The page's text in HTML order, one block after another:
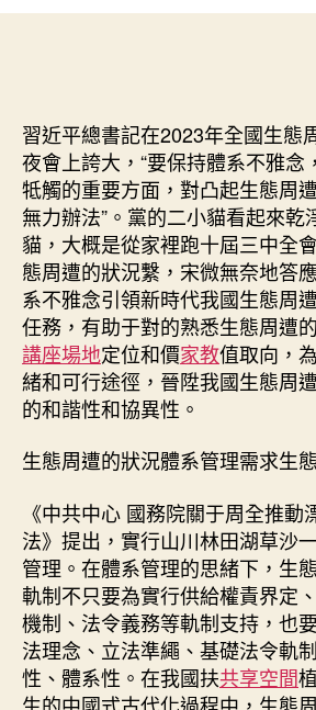
習近平總書記在2023年全國生態
夜會上誇大，“要保持體系不雅念
牴觸的重要方面，對凸起生態周
無力辦法”。黨的二小貓看起來乾
貓，大概是從家裡跑十屆三中全
態周遭的狀況繫，宋微無奈地答
系不雅念引領新時代我國生態周
任務，有助于對的熟悉生態周遭
講座場地定位和價家教值取向，
緒和可行途徑，晉陞我國生態周
的和諧性和協異性。
生態周遭的狀況體系管理需求生
《中共中心 國務院關于周全推動
法》提出，實行山川林田湖草沙
管理。在體系管理的思緒下，生
軌制不只要為實行供給權責界定
機制、法令義務等軌制支持，也
法理念、立法準繩、基礎法令軌
性、體系性。在我國扶共享空間
生的中國式古代化過程中，生態